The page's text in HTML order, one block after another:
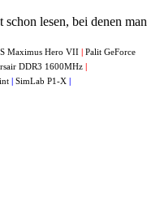
lesen, bei denen man
Maximus Hero VII
Palit GeForce
DDR3 1600MHz
SimLab P1-X